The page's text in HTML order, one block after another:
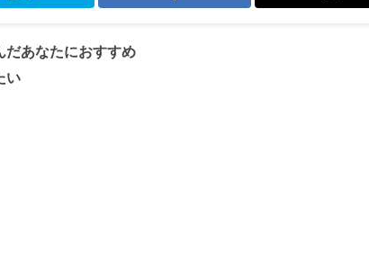
だあなたにおすすめ
い